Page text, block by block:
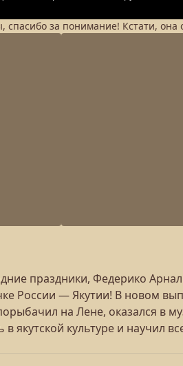
спасибо за понимание! Кстати,
праздники, Федерико
России — Якутии! В новом
на Лене, оказался в
якутской культуре и научил